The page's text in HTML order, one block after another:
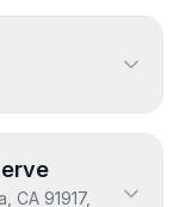
CA 91917,